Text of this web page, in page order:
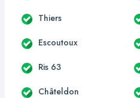
Thiers
Escoutoux
Ris 63
Châteldon